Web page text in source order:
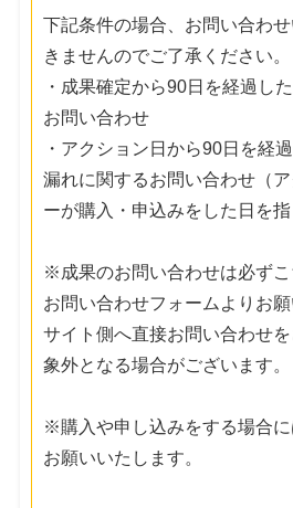
下記条件の場合、お問い合わ
きませんのでご了承ください。
・成果確定から90日を経過し
お問い合わせ
・アクション日から90日を経
漏れに関するお問い合わせ（
ーが購入・申込みをした日を指
※成果のお問い合わせは必ず
お問い合わせフォームよりお
サイト側へ直接お問い合わせ
象外となる場合がございます。
※購入や申し込みをする場合
お願いいたします。